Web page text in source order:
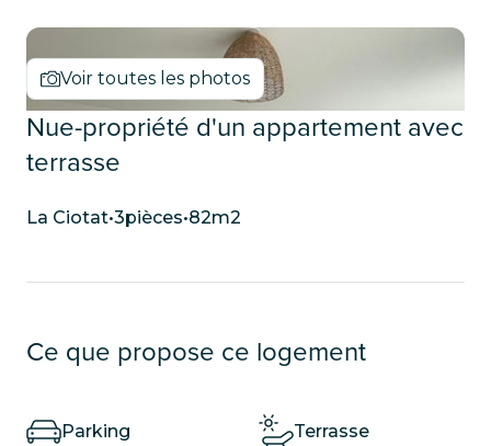
Voir toutes les photos
Nue-propriété d'un appartement avec
terrasse
La Ciotat•3pièces•82m2
Ce que propose ce logement
Parking Terrasse